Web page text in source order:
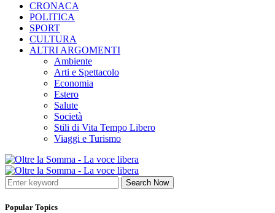
CRONACA
POLITICA
SPORT
CULTURA
ALTRI ARGOMENTI
Ambiente
Arti e Spettacolo
Economia
Estero
Salute
Società
Stili di Vita Tempo Libero
Viaggi e Turismo
Search Now
Popular Topics